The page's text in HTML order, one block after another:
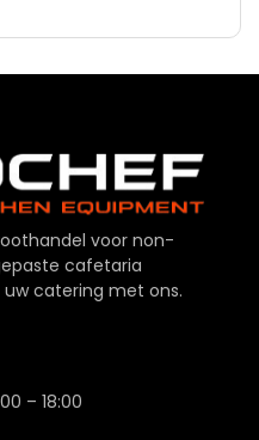
voor non-
cafetaria
catering met ons.
– 18:00